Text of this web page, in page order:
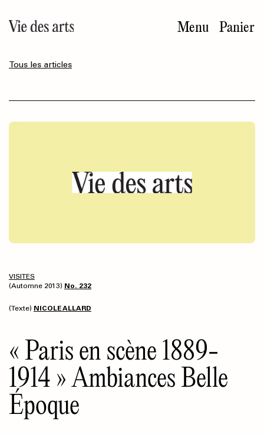
au
contenu
Menu Panier
Tous les articles
VISITES
(Automne 2013) No. 232
(Texte) NICOLE ALLARD
« Paris en scène 1889-
1914 » Ambiances Belle
Époque